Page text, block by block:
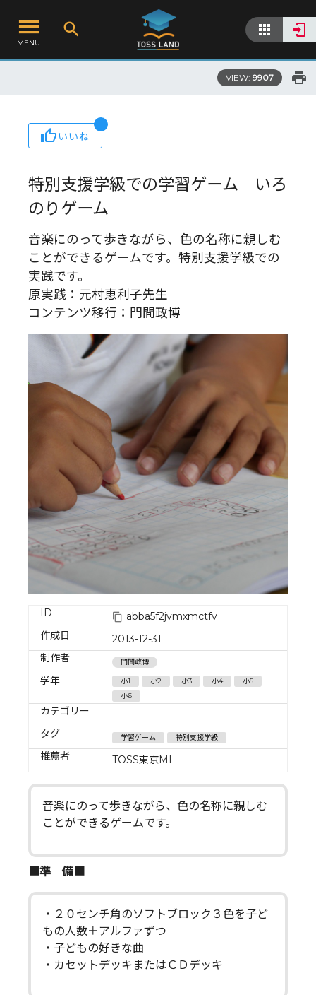
MENU
VIEW: 9907
いいね
特別支援学級での学習ゲーム いろ
のりゲーム
音楽にのって歩きながら、色の名称に親しむ
ことができるゲームです。特別支援学級での
実践です。
原実践：元村恵利子先生
コンテンツ移行：門間政博
ID
abba5f2jvmxmctfv
作成日
2013-12-31
制作者
門間政博
学年 小1 小2 小3 小4
小5
小6
カテゴリー
タグ
学習ゲーム 特別支援学級
推薦者 TOSS東京ML
音楽にのって歩きながら、色の名称に親しむ
ことができるゲームです。
■準 備■
・２０センチ角のソフトブロック３色を子ど
もの人数＋アルファずつ
・子どもの好きな曲
・カセットデッキまたはＣＤデッキ